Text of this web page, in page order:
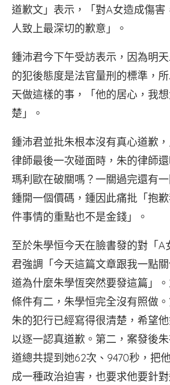
道歉文」表示，「對A女造成傷害
人致上最深切的歉意」。
鍾沛君今下午受訪表示，因為明
的犯後態度是法官量刑的標準，
天做這樣的事，「他的居心，我
楚」。
鍾沛君並批朱根本沒有真心道歉
律師最後一次碰面時，朱的律師
瑪利歐在破關嗎？一關過完還有
鍾開一個價碼，鍾因此痛批「抱
件事情的重點也不是金錢」。
至於朱學恒今天在臉書發的對「A
君強調「今天這篇文章跟我一點
道為什麼朱學恆突然要發這篇」
條件有二，朱學恒完全沒有照做
朱的犯行已經寫得很清楚，希望
以逐一認真道歉。第二，案發後
道總共提到她62次、9470秒，把
成一種政治迫害，也要求他要針